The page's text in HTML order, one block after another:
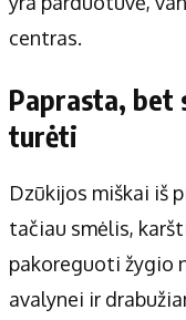
centras.
Paprasta, bet
turėti
Dzūkijos miškai iš
tačiau smėlis,
pakoreguoti žygio
avalynei ir